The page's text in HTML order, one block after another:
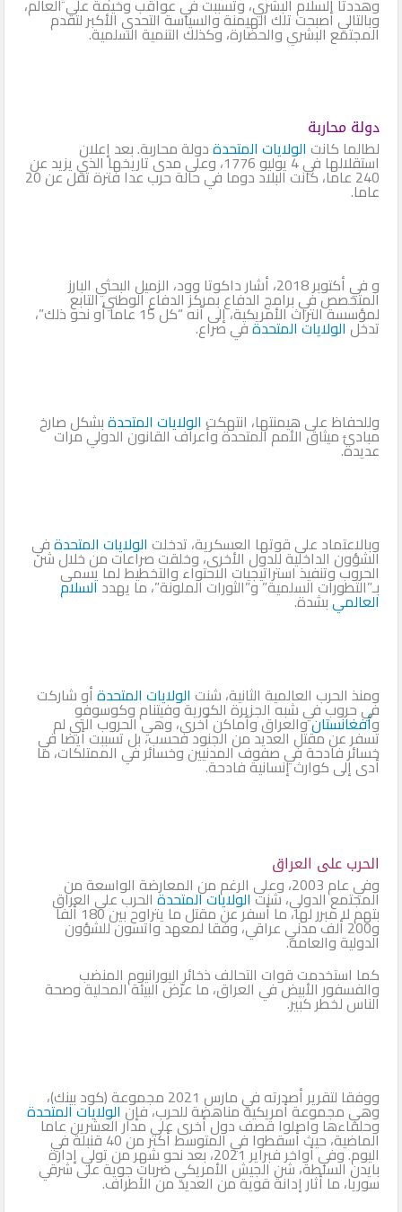
وبالتالي أصبحت تلك الهيمنة والسياسة التحدي الأكبر لتقدم
المجتمع البشري والحضارة، وكذلك التنمية السلمية.
دولة محاربة
لطالما كانت الولايات المتحدةدولة محاربة. بعد إعلان
استقلالها في 4 يوليو 1776، وعلى مدى تاريخها الذي يزيد عن
240 عاما، كانت البلاد دوما في حالة حرب عدا فترة تقل عن 20
عاما.
و في أكتوبر 2018، أشار داكوتا وود، الزميل البحثي البارز
المتخصص في برامج الدفاع بمركز الدفاع الوطني التابع
لمؤسسة التراث الأمريكية، إلى أنه “كل 15 عاما أو نحو ذلك”،
تدخلالولايات المتحدةفي صراع.
وللحفاظ على هيمنتها، انتهكت الولايات المتحدةبشكل صارخ
مبادئ ميثاق الأمم المتحدة وأعراف القانون الدولي مرات
عديدة.
وبالاعتماد على قوتها العسكرية، تدخلت الولايات المتحدةفي
الشؤون الداخلية للدول الأخرى، وخلقت صراعات من خلال شن
الحروب وتنفيذ استراتيجيات الاحتواء والتخطيط لما يسمى
بـ”التطورات السلمية” و”الثورات الملونة”، ما يهددالسلام
العالميبشدة.
ومنذ الحرب العالمية الثانية، شنت الولايات المتحدةأو شاركت
في حروب في شبه الجزيرة الكورية وفيتنام وكوسوفو
وأفغانستانوالعراق وأماكن أخرى، وهي الحروب التي لم
تسفر عن مقتل العديد من الجنود فحسب، بل تسببت أيضا في
خسائر فادحة في صفوف المدنيين وخسائر في الممتلكات، ما
أدى إلى كوارث إنسانية فادحة.
الحرب على العراق
وفي عام 2003، وعلى الرغم من المعارضة الواسعة من
المجتمع الدولي، شنتالولايات المتحدةالحرب على العراق
بتهم لا مبرر لها، ما أسفر عن مقتل ما يتراوح بين 180 ألفا
و200 ألف مدني عراقي، وفقا لمعهد واتسون للشؤون
الدولية والعامة.
كما استخدمت قوات التحالف ذخائر اليورانيوم المنضب
والفسفور الأبيض في العراق، ما عرّض البيئة المحلية وصحة
الناس لخطر كبير.
ووفقا لتقرير أصدرته في مارس 2021 مجموعة (كود بينك)،
وهي مجموعة أمريكية مناهضة للحرب، فإنالولايات المتحدة
وحلفاءها واصلوا قصف دول أخرى على مدار العشرين عاما
الماضية، حيث أسقطوا في المتوسط أكثر من 40 قنبلة في
اليوم. وفي أواخر فبراير 2021، بعد نحو شهر من تولي إدارة
بايدن السلطة، شن الجيش الأمريكي ضربات جوية على شرقي
سوريا، ما أثار إدانة قوية من العديد من الأطراف.